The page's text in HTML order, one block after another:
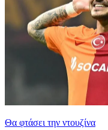
Θα φτάσει την ντουζίνα